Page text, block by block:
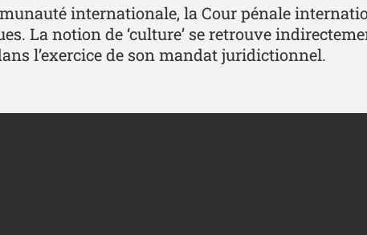
internationale, la Cour pénale
La notion de ‘culture’ se retrouve
l’exercice de son mandat juridictionnel.